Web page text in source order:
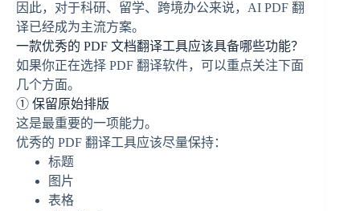
因此，对于科研、留学、跨境办公来说，AI PDF 翻
译已经成为主流方案。
一款优秀的 PDF 文档翻译工具应该具备哪些功能？
如果你正在选择 PDF 翻译软件，可以重点关注下面
几个方面。
① 保留原始排版
这是最重要的一项能力。
优秀的 PDF 翻译工具应该尽量保持：
标题
图片
表格